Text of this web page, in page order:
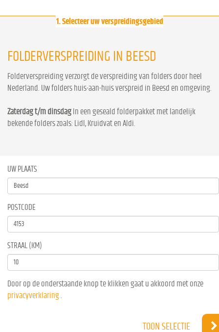
1. Selecteer uw verspreidingsgebied
FOLDERVERSPREIDING IN BEESD
Folderverspreiding verzorgt de verspreiding van folders door heel
Nederland. Uw folders huis-aan-huis verspreid in Beesd en omgeving.
Zaterdag t/m dinsdag In een geseald folderpakket met landelijk
bekende folders zoals: Lidl, Kruidvat en Aldi.
UW PLAATS
POSTCODE
STRAAL (KM)
Door op de onderstaande knop te klikken gaat u akkoord met onze
privacyverklaring
TOON SELECTIE